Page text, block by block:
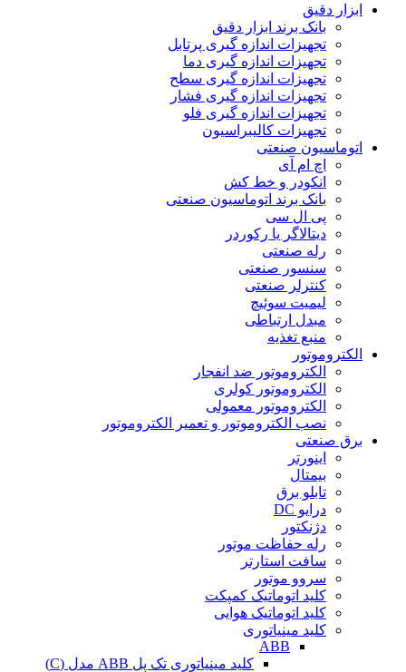
ابزار دقیق
بانک برند ابزار دقیق
تجهیزات اندازه گیری پرتابل
تجهیزات اندازه گیری دما
تجهیزات اندازه گیری سطح
تجهیزات اندازه گیری فشار
تجهیزات اندازه گیری فلو
تجهیزات کالیبراسیون
اتوماسیون صنعتی
اچ ام آی
انکودر و خط کش
بانک برند اتوماسیون صنعتی
پی ال سی
دیتالاگر یا رکوردر
رله صنعتی
سنسور صنعتی
کنترلر صنعتی
لیمیت سوئیچ
مبدل ارتباطی
منبع تغذیه
الکتروموتور
الکتروموتور ضد انفجار
الکتروموتور کولری
الکتروموتور معمولی
نصب الکتروموتور و تعمیر الکتروموتور
برق صنعتی
اینورتر
بیمتال
تابلو برق
درایو DC
دژنکتور
رله حفاظت موتور
سافت استارتر
سروو موتور
کلید اتوماتیک کمپکت
کلید اتوماتیک هوایی
کلید مینیاتوری
ABB
کلید مینیاتوری تک پل ABB مدل (C)